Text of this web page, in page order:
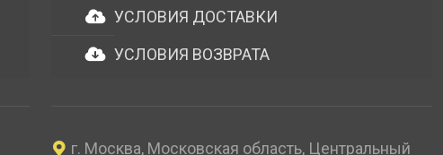
УСЛОВИЯ ДОСТАВКИ
УСЛОВИЯ ВОЗВРАТА
г. Москва, Московская область, Центральный